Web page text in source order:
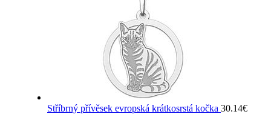
Stříbrný přívěsek evropská krátkosrstá kočka 30.14€